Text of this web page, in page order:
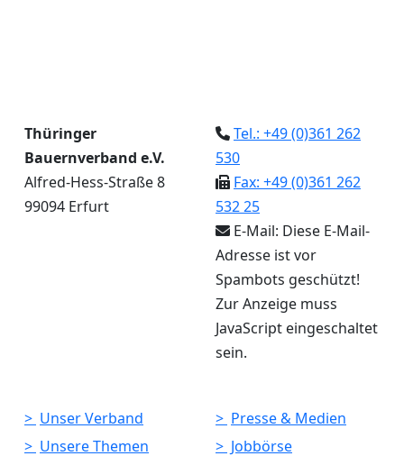
Thüringer
Bauernverband e.V.
Alfred-Hess-Straße 8
99094 Erfurt
Tel.: +49 (0)361 262
530
Fax: +49 (0)361 262
532 25
E-Mail: Diese E-Mail-
Adresse ist vor
Spambots geschützt!
Zur Anzeige muss
JavaScript eingeschaltet
sein.
Unser Verband
Unsere Themen
Presse & Medien
Jobbörse